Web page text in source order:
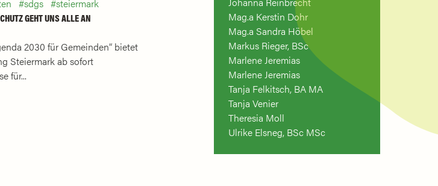
sdgs
steiermark
GEHT UNS ALLE AN
2030 für Gemeinden“ bietet
Steiermark ab sofort
für...
Mag.a Kerstin Dohr
Mag.a Sandra Höbel
Markus Rieger, BSc
Marlene Jeremias
Marlene Jeremias
Tanja Felkitsch, BA MA
Tanja Venier
Theresia Moll
Ulrike Elsneg, BSc MSc